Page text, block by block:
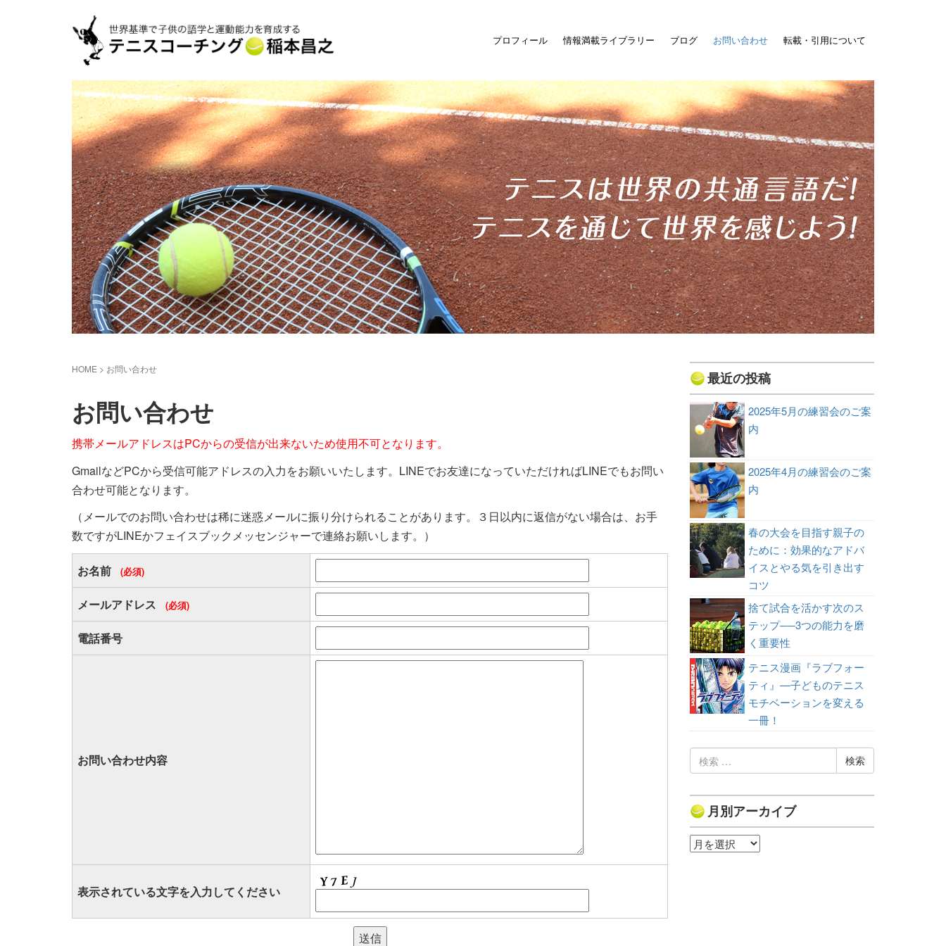
プロフィール 情報満載ライブラリー ブログ お問い合わせ 転載・引用について
HOME > お問い合わせ
お問い合わせ
携帯メールアドレスはPCからの受信が出来ないため使用不可となります。
GmailなどPCから受信可能アドレスの入力をお願いいたします。LINEでお友達になっていただければLINEでもお問い
合わせ可能となります。
（メールでのお問い合わせは稀に迷惑メールに振り分けられることがあります。３日以内に返信がない場合は、お手
数ですがLINEかフェイスブックメッセンジャーで連絡お願いします。）
お名前 (必須)
メールアドレス (必須)
電話番号
お問い合わせ内容
表示されている文字を入力してください
最近の投稿
2025年5月の練習会のご案
内
2025年4月の練習会のご案
内
春の大会を目指す親子の
ために：効果的なアドバ
イスとやる気を引き出す
コツ
捨て試合を活かす次のス
テップ──3つの能力を磨
く重要性
テニス漫画『ラブフォー
ティ』—子どものテニス
モチベーションを変える
一冊！
検
索:
月別アーカイブ
月